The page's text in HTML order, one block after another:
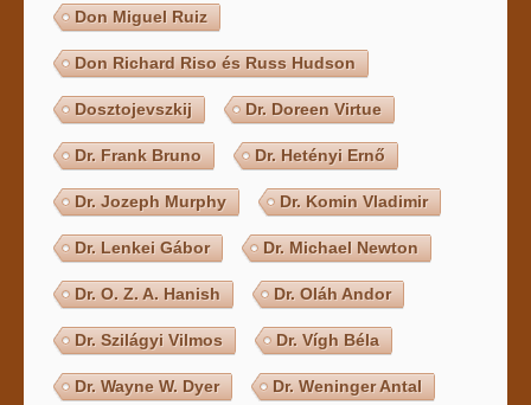
Don Miguel Ruiz
Don Richard Riso és Russ Hudson
Dosztojevszkij Dr. Doreen Virtue
Dr. Frank Bruno Dr. Hetényi Ernő
Dr. Jozeph Murphy Dr. Komin Vladimir
Dr. Lenkei Gábor Dr. Michael Newton
Dr. O. Z. A. Hanish Dr. Oláh Andor
Dr. Szilágyi Vilmos Dr. Vígh Béla
Dr. Wayne W. Dyer Dr. Weninger Antal